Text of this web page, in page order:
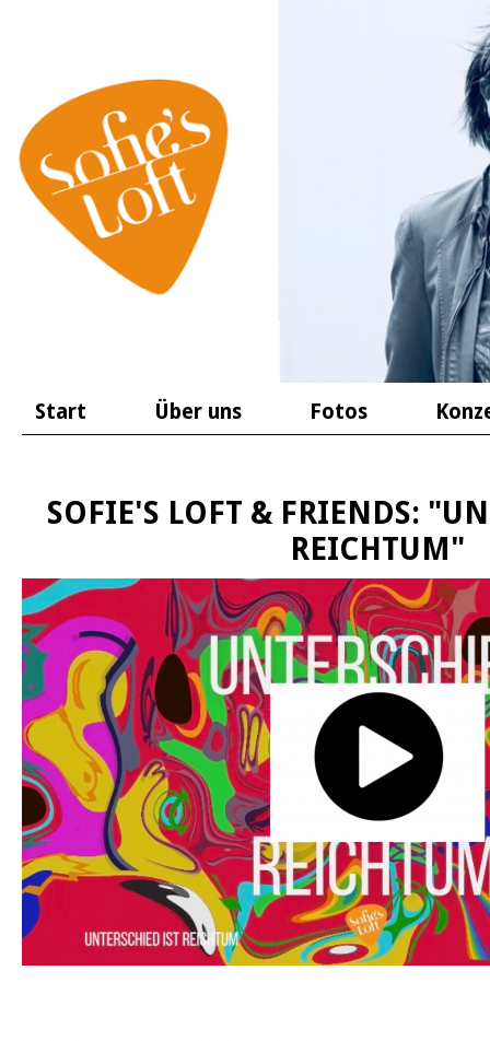
Start Über uns Fotos
SOFIE'S LOFT & FRIENDS:
REICHTUM"